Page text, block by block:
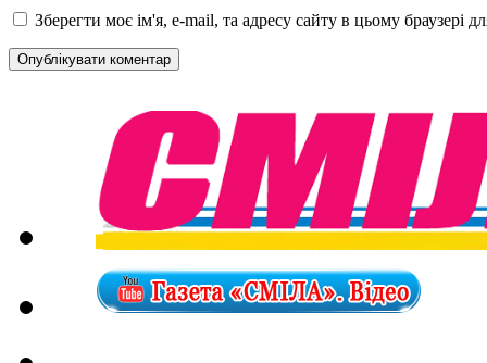
Зберегти моє ім'я, e-mail, та адресу сайту в цьому браузері